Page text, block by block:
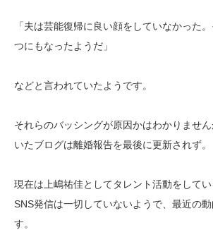
「夫は芸能復帰に良い顔をしていなかった
つにもなったようだ」
などと言われていたようです。
それらのバッシングが原因かはわかりませ
いたブログは離婚報告を最後に更新されず。
現在は上嶋祐佳としてタレント活動をしてい
SNS発信は一切していないようで、最近の
す。